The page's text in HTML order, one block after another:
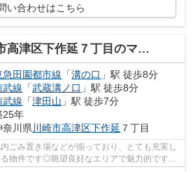
い合わせはこちら
津区下作延７丁目のマンション
急田園都市線 「溝の口 」駅 徒歩8分
武線 「武蔵溝ノ口 」駅 徒歩8分
武線 「津田山 」駅 徒歩7分
25年
奈川県 川崎市高津区下作延 ７丁目
ごみ置き場などが揃っており、とても充実し
物件です◎眺望良好なエリアで魅力的です◎